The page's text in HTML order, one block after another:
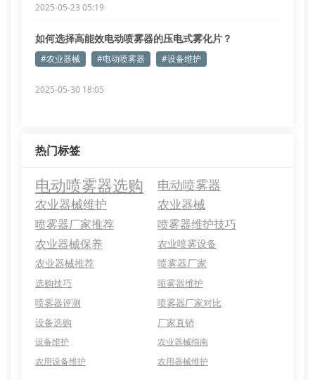
2025-05-23 05:19
如何选择高能效电动喷雾器的压电式雾化片？
#农业器械 #电动喷雾器 #设备维护
2025-05-30 18:05
热门标签
电动喷雾器选购 电动喷雾器
农业器械维护 农业器械
喷雾器厂家推荐
喷雾器维护技巧
农业器械保养
农业喷雾设备
农业器械推荐
喷雾器厂家
选购技巧
喷雾器维护
喷雾器评测
喷雾器厂家对比
设备选购
厂家直销
设备维护
农业器械指南
农用设备维护
农用器械维护